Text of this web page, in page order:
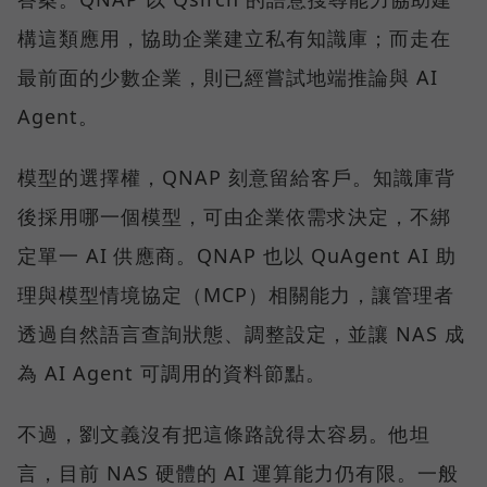
構這類應用，協助企業建立私有知識庫；而走在
最前面的少數企業，則已經嘗試地端推論與 AI
Agent。
模型的選擇權，QNAP 刻意留給客戶。知識庫背
後採用哪一個模型，可由企業依需求決定，不綁
定單一 AI 供應商。QNAP 也以 QuAgent AI 助
理與模型情境協定（MCP）相關能力，讓管理者
透過自然語言查詢狀態、調整設定，並讓 NAS 成
為 AI Agent 可調用的資料節點。
不過，劉文義沒有把這條路說得太容易。他坦
言，目前 NAS 硬體的 AI 運算能力仍有限。一般